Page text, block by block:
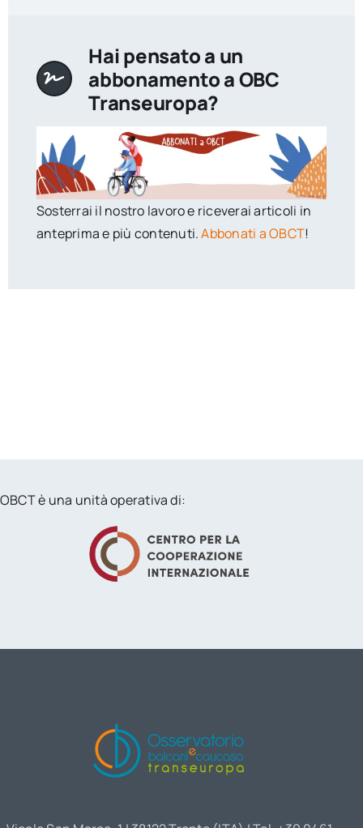
Hai pensato a un
abbonamento a OBC
Transeuropa?
Sosterrai il nostro lavoro e riceverai articoli in
anteprima e più contenuti.Abbonati a OBCT!
OBCT è una unità operativa di: